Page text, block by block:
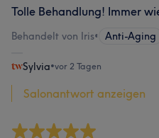
Tolle Behandlung! Immer
Behandelt von Iris• Anti-Aging
Sylvia•vor 2 Tagen
Salonantwort anzeigen